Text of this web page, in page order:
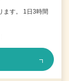
す。 1日3時間